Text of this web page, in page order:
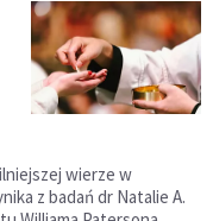
wierze w
z badań dr Natalie A.